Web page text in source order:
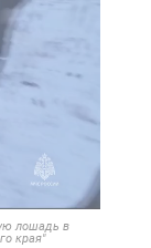
лошадь в
края"